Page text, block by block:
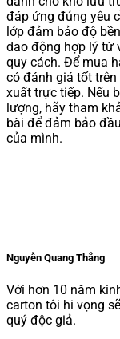
đáp ứng đúng yêu
lớp đảm bảo độ
dao động hợp lý từ
quy cách. Để mua
có đánh giá tốt
xuất trực tiếp. Nếu
lượng, hãy tham
bài để đảm bảo
của mình.
Nguyễn Quang Thắng
Với hơn 10 năm
carton tôi hi vọng
quý độc giả.